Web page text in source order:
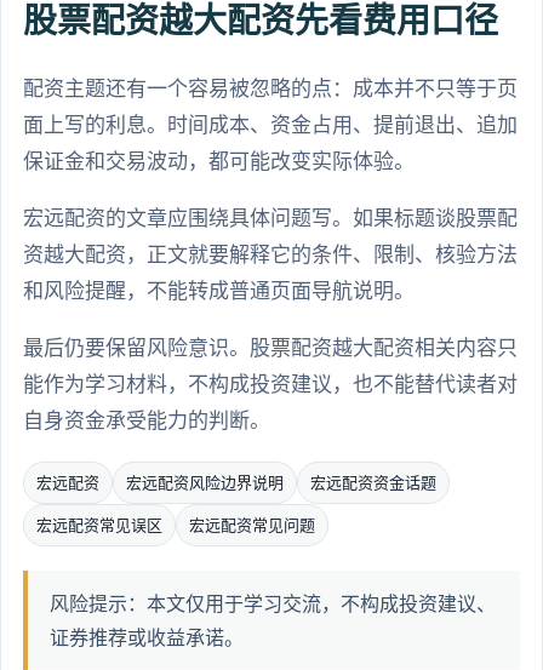
股票配资越大配资先看费用口径
配资主题还有一个容易被忽略的点：成本并不只等于页
面上写的利息。时间成本、资金占用、提前退出、追加
保证金和交易波动，都可能改变实际体验。
宏远配资的文章应围绕具体问题写。如果标题谈股票配
资越大配资，正文就要解释它的条件、限制、核验方法
和风险提醒，不能转成普通页面导航说明。
最后仍要保留风险意识。股票配资越大配资相关内容只
能作为学习材料，不构成投资建议，也不能替代读者对
自身资金承受能力的判断。
宏远配资 宏远配资风险边界说明 宏远配资资金话题
宏远配资常见误区 宏远配资常见问题
风险提示：本文仅用于学习交流，不构成投资建议、
证券推荐或收益承诺。